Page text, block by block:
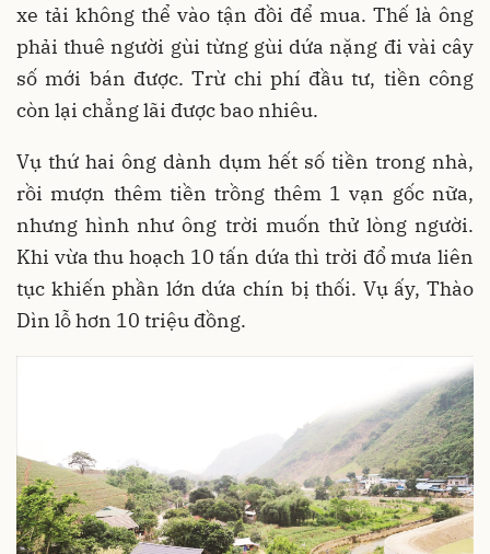
xe tải không thể vào tận đồi để mua. Thế là ông
phải thuê người gùi từng gùi dứa nặng đi vài cây
số mới bán được. Trừ chi phí đầu tư, tiền công
còn lại chẳng lãi được bao nhiêu.
Vụ thứ hai ông dành dụm hết số tiền trong nhà,
rồi mượn thêm tiền trồng thêm 1 vạn gốc nữa,
nhưng hình như ông trời muốn thử lòng người.
Khi vừa thu hoạch 10 tấn dứa thì trời đổ mưa liên
tục khiến phần lớn dứa chín bị thối. Vụ ấy, Thào
Dìn lỗ hơn 10 triệu đồng.